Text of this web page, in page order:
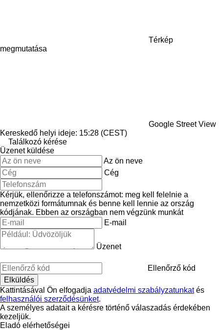
Térkép
megmutatása
Google Street View
Kereskedő helyi ideje: 15:28 (CEST)
Találkozó kérése
Üzenet küldése
Az ön neve
Cég
Kérjük, ellenőrizze a telefonszámot: meg kell felelnie a
nemzetközi formátumnak és benne kell lennie az ország
kódjának. Ebben az országban nem végzünk munkát
E-mail
Üzenet
Ellenőrző kód
Kattintásával Ön elfogadja adatvédelmi szabályzatunkatés
felhasználói szerződésünket.
A személyes adatait a kérésre történő válaszadás érdekében
kezeljük.
Eladó elérhetőségei